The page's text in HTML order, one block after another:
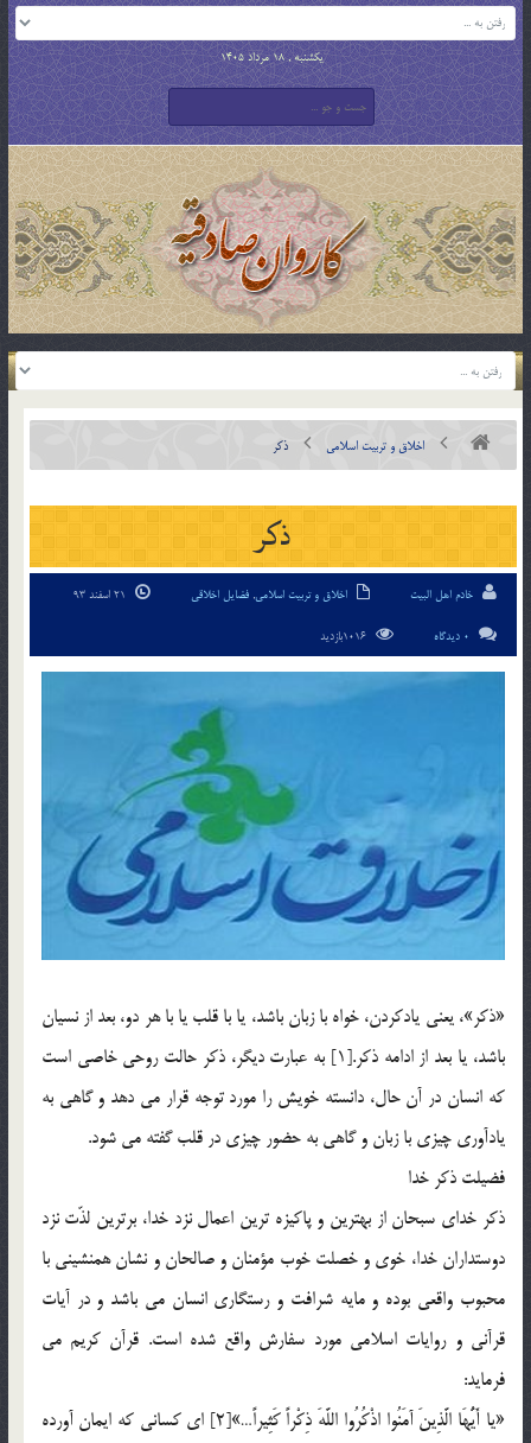
یکشنبه , 18 مرداد 1405
اخلاق و تربیت اسلامی ذکر
ذکر
خادم اهل البیت اخلاق و تربیت اسلامی, فضایل اخلاقی
0 دیدگاه
«ذكر»، يعني يادكردن، خواه با زبان باشد، يا با قلب يا با هر دو، بعد از نسيان
باشد، يا بعد از ادامه ذكر.[1] به عبارت ديگر، ذكر حالت روحي خاصي است
كه انسان در آن حال، دانسته خويش را مورد توجه قرار مي دهد و گاهي به
يادآوري چيزي با زبان و گاهي به حضور چيزي در قلب گفته مي شود.
فضيلت ذكر خدا
ذكر خداي سبحان از بهترين و پاكيزه ترين اعمال نزد خدا، برترين لذّت نزد
دوستداران خدا، خوي و خصلت خوب مؤمنان و صالحان و نشان همنشيني با
محبوب واقعي بوده و مايه شرافت و رستگاري انسان مي باشد و در آيات
قرآني و روايات اسلامي مورد سفارش واقع شده است. قرآن كريم مي
فرمايد:
«يا أَيُّهَا الَّذِينَ آمَنُوا اذْكُرُوا اللَّهَ ذِكْراً كَثِيراً…»[2] اي كساني كه ايمان آورده